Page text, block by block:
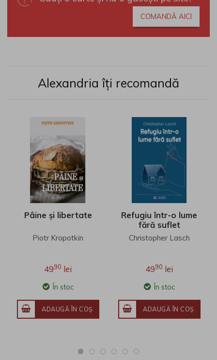
COMANDĂ AICI
Alexandria îți recomandă
Pâine și libertate
Piotr Kropotkin
4990 lei
În stoc
ADAUGĂ ÎN COŞ
Refugiu într-o lume
fără suflet
Christopher Lasch
4990 lei
În stoc
ADAUGĂ ÎN COŞ